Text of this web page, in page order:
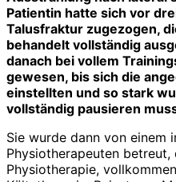
Patientin hatte sich vor
Talusfraktur zugezogen,
behandelt vollständig
danach bei vollem
gewesen, bis sich die
einstellten und so stark
vollständig pausieren
Sie wurde dann von einem
Physiotherapeuten
Physiotherapie,